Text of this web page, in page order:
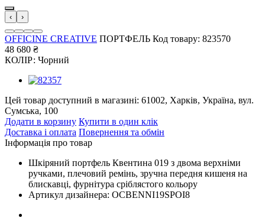
‹ ›
OFFICINE CREATIVE ПОРТФЕЛЬ Код товару: 823570
48 680 ₴
КОЛІР: Чорний
Цей товар доступний в магазині: 61002, Харків, Україна, вул.
Сумська, 100
Додати в корзину Купити в один клік
Доставка і оплата Повернення та обмін
Інформація про товар
Шкіряний портфель Квентина 019 з двома верхніми
ручками, плечовий ремінь, зручна передня кишеня на
блискавці, фурнітура сріблястого кольору
Артикул дизайнера: OCBENNI19SPOI8